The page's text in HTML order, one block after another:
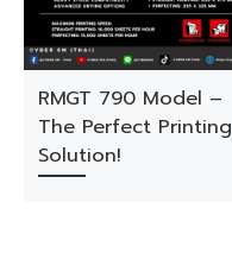
RMGT 790 Model –
The Perfect Printing
Solution!